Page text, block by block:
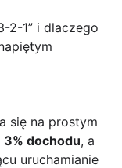
2-1” i dlaczego
się na prostym
3% dochodu, a
uruchamianie